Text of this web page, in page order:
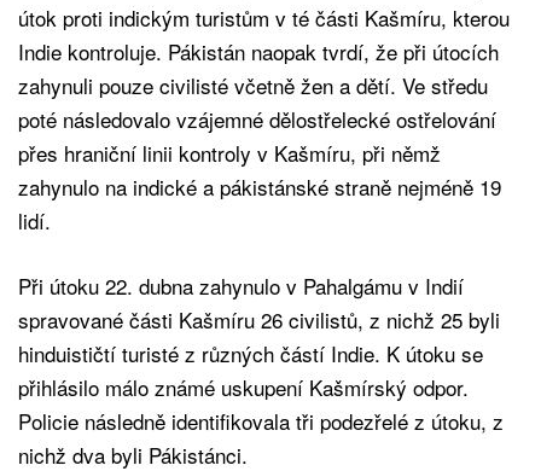
útok proti indickým turistům v té části Kašmíru, kterou
Indie kontroluje. Pákistán naopak tvrdí, že při útocích
zahynuli pouze civilisté včetně žen a dětí. Ve středu
poté následovalo vzájemné dělostřelecké ostřelování
přes hraniční linii kontroly v Kašmíru, při němž
zahynulo na indické a pákistánské straně nejméně 19
lidí.
Při útoku 22. dubna zahynulo v Pahalgámu v Indií
spravované části Kašmíru 26 civilistů, z nichž 25 byli
hinduističtí turisté z různých částí Indie. K útoku se
přihlásilo málo známé uskupení Kašmírský odpor.
Policie následně identifikovala tři podezřelé z útoku, z
nichž dva byli Pákistánci.